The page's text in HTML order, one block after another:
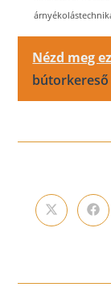
Nézd meg
Opens
in in